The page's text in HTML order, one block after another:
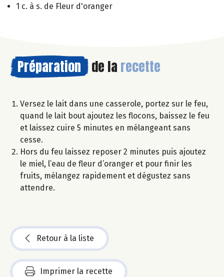
1 c. à s. de Fleur d'oranger
Préparation de la recette
Versez le lait dans une casserole, portez sur le feu,
quand le lait bout ajoutez les flocons, baissez le feu
et laissez cuire 5 minutes en mélangeant sans
cesse.
Hors du feu laissez reposer 2 minutes puis ajoutez
le miel, l’eau de fleur d’oranger et pour finir les
fruits, mélangez rapidement et dégustez sans
attendre.
Retour à la liste
Imprimer la recette